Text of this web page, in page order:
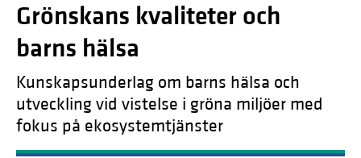
Grönskans kvaliteter och
barns hälsa
Kunskapsunderlag om barns hälsa och
utveckling vid vistelse i gröna miljöer med
fokus på ekosystemtjänster